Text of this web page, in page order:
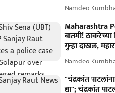
Namdeo
Maharashtra
बातमी! ठाकरेंच्या
गुन्हा दाखल,
Namdeo
"चंद्रकांत
द्या"; चंद्रकांत